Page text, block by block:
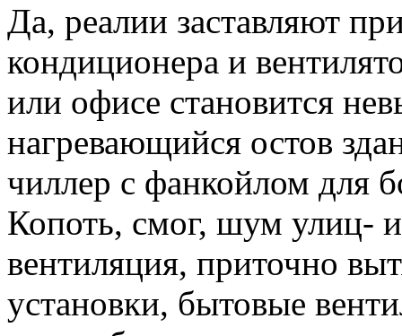
Да, реалии заставляют
кондиционера и
или офисе становится
нагревающийся остов
чиллер с фанкойлом для
Копоть, смог, шум улиц-
вентиляция, приточно
установки, бытовые